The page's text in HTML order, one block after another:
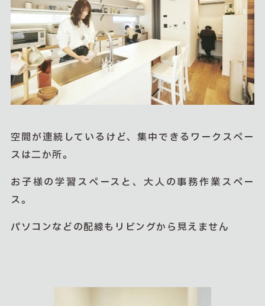
空間が連続しているけど、集中できるワークスペー
スは二か所。
お子様の学習スペースと、大人の事務作業スペー
ス。
パソコンなどの配線もリビングから見えません